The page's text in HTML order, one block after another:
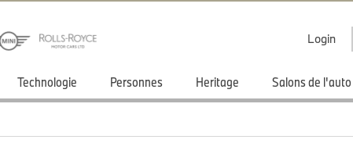
Login
Technologie Personnes Heritage Salons de l'auto